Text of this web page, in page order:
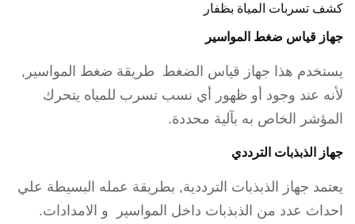
كشف تسربات المياة بظفار
جهاز قياس ضغط المواسير
يستخدم هذا جهاز قياس الضغط طريقة ضغط المواسير,
لأنه عند وجود أو ظهور أي نسب تسرب للمياه يتحرك
المؤشر الخاص به بآلية محددة.
جهاز الذبذبات الترددي
يعتمد جهاز الذبذبات الترددية, بطريقة عمله البسيطة علي
احداث عدد من الذبذبات داخل المواسير و الامدادات.